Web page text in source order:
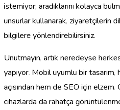
istemiyor; aradıklarını kolayca
unsurlar kullanarak, ziyaretçilerin
bilgilere yönlendirebilirsiniz.
Unutmayın, artık neredeyse
yapıyor. Mobil uyumlu bir tasarım,
açısından hem de SEO için
cihazlarda da rahatça